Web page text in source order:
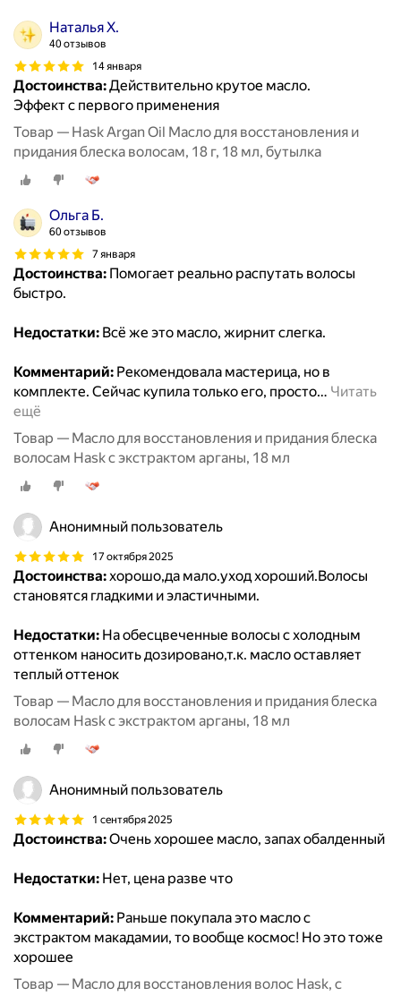
Наталья Х.
40 отзывов
14 января
Достоинства:Действительно крутое масло.
Эффект с первого применения
Товар — Hask Argan Oil Масло для восстановления и
придания блеска волосам, 18 г, 18 мл, бутылка
Ольга Б.
60 отзывов
7 января
Достоинства: Помогает реально распутать волосы
быстро.
Недостатки: Всё же это масло, жирнит слегка.
Комментарий: Рекомендовала мастерица, но в
комплекте. Сейчас купила только его, просто… Читать
ещё
Товар — Масло для восстановления и придания блеска
волосам Hask с экстрактом арганы, 18 мл
Анонимный пользователь
17 октября 2025
Достоинства:хорошо,да мало.уход хороший.Волосы
становятся гладкими и эластичными.
Недостатки: На обесцвеченные волосы с холодным
оттенком наносить дозировано,т.к. масло оставляет
теплый оттенок
Товар — Масло для восстановления и придания блеска
волосам Hask с экстрактом арганы, 18 мл
Анонимный пользователь
1 сентября 2025
Достоинства:Очень хорошее масло, запах обалденный
Недостатки: Нет, цена разве что
Комментарий: Раньше покупала это масло с
экстрактом макадамии, то вообще космос! Но это тоже
хорошее
Товар — Масло для восстановления волос Hask, с